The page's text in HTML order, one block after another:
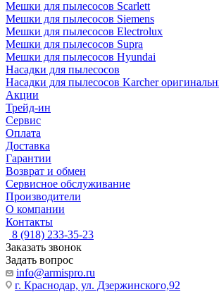
Мешки для пылесосов Scarlett
Мешки для пылесосов Siemens
Мешки для пылесосов Electrolux
Мешки для пылесосов Supra
Мешки для пылесосов Hyundai
Насадки для пылесосов
Насадки для пылесосов Karcher
Акции
Трейд-ин
Сервис
Оплата
Доставка
Гарантии
Возврат и обмен
Сервисное обслуживание
Производители
О компании
Контакты
8 (918) 233-35-23
Заказать звонок
Задать вопрос
info@armispro.ru
г. Краснодар, ул. Дзержинского,92